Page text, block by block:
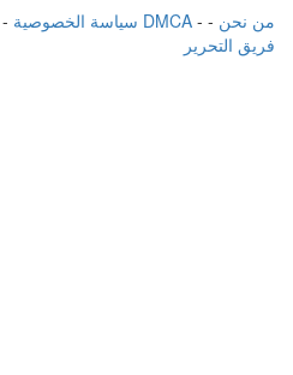
سياسة الخصوصية - حقوق الملكية الفكرية DMCA - من نحن -
فريق التحرير